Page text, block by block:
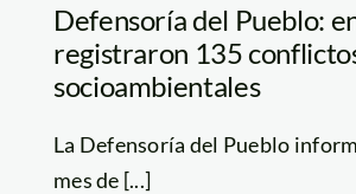
Defensoría del Pueblo:
registraron 135
socioambientales
La Defensoría del Pueblo
mes de [...]